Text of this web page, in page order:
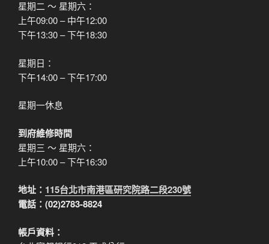
星期二 ～ 星期六：
上午09:00 – 中午12:00
下午13:30 – 下午18:30
星期日：
下午14:00 – 下午17:00
星期一休息
到府維修時間
星期三 ～ 星期六：
上午10:00 – 下午16:30
地址： 115台北市南港區研究院路二段230號
電話：(02)2783-8824
帳戶資料：